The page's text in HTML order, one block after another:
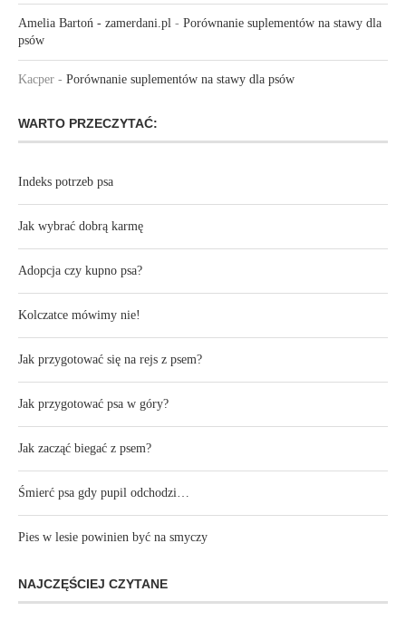
Amelia Bartoń - zamerdani.pl - Porównanie suplementów na stawy dla
psów
Kacper - Porównanie suplementów na stawy dla psów
WARTO PRZECZYTAĆ:
Indeks potrzeb psa
Jak wybrać dobrą karmę
Adopcja czy kupno psa?
Kolczatce mówimy nie!
Jak przygotować się na rejs z psem?
Jak przygotować psa w góry?
Jak zacząć biegać z psem?
Śmierć psa gdy pupil odchodzi…
Pies w lesie powinien być na smyczy
NAJCZĘŚCIEJ CZYTANE